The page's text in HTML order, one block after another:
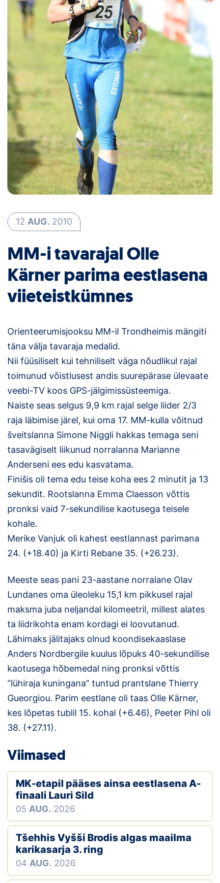
Kontakt
Galerii
Kaardid
Koondised
Tule klubisse!
Tulemused
Dokumendid
Suletud maastikud
Koolitused
OTSI
12 AUG. 2010
MM-i tavarajal Olle
Kärner parima eestlasena
viieteistkümnes
Orienteerumisjooksu MM-il Trondheimis mängiti
täna välja tavaraja medalid.
Nii füüsiliselt kui tehniliselt väga nõudlikul rajal
toimunud võistlusest andis suurepärase ülevaate
veebi-TV koos GPS-jälgimissüsteemiga.
Naiste seas selgus 9,9 km rajal selge liider 2/3
raja läbimise järel, kui oma 17. MM-kulla võitnud
šveitslanna Simone Niggli hakkas temaga seni
tasavägiselt liikunud norralanna Marianne
Anderseni ees edu kasvatama.
Finišis oli tema edu teise koha ees 2 minutit ja 13
sekundit. Rootslanna Emma Claesson võttis
pronksi vaid 7-sekundilise kaotusega teisele
kohale.
Merike Vanjuk oli kahest eestlannast parimana
24. (+18.40) ja Kirti Rebane 35. (+26.23).
Meeste seas pani 23-aastane norralane Olav
Lundanes oma üleoleku 15,1 km pikkusel rajal
maksma juba neljandal kilomeetril, millest alates
ta liidrikohta enam kordagi ei loovutanud.
Lähimaks jälitajaks olnud koondisekaaslase
Anders Nordbergile kuulus lõpuks 40-sekundilise
kaotusega hõbemedal ning pronksi võttis
“lühiraja kuningana” tuntud prantslane Thierry
Gueorgiou. Parim eestlane oli taas Olle Kärner,
kes lõpetas tublil 15. kohal (+6.46), Peeter Pihl oli
38. (+27.11).
Viimased
MK-etapil pääses ainsa eestlasena A-
finaali Lauri Sild
05 AUG. 2026
Tšehhis Vyšši Brodis algas maailma
karikasarja 3. ring
04 AUG. 2026